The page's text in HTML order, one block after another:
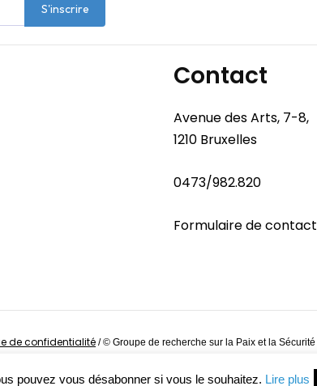
S'inscrire
Contact
Avenue des Arts, 7-8,
1210 Bruxelles
0473/982.820
Formulaire de contact
de confidentialité /© Groupe de recherche sur la Paix et la Sécurité
pouvez vous désabonner si vous le souhaitez. Lire plus